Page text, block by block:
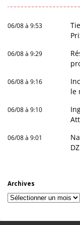
06/08 à 9:53
06/08 à 9:29
06/08 à 9:16
le
06/08 à 9:10
06/08 à 9:01
Archives
Archives